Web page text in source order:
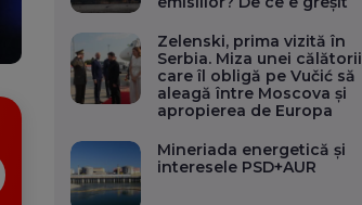
Zelenski, prima vizită în
Serbia. Miza unei călătorii
care îl obligă pe Vučić să
aleagă între Moscova și
apropierea de Europa
Mineriada energetică și
interesele PSD+AUR